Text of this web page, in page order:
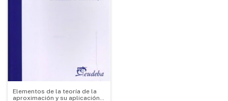
Elementos de la teoría de la
aproximación y su aplicación